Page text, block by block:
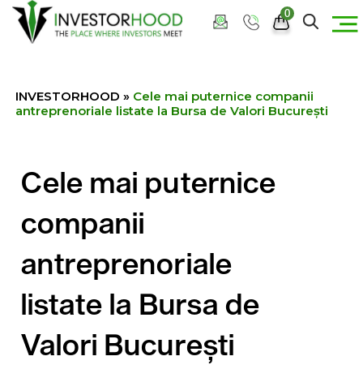
0
INVESTORHOOD » Cele mai puternice companii
antreprenoriale listate la Bursa de Valori București
Cele mai puternice
companii
antreprenoriale
listate la Bursa de
Valori București